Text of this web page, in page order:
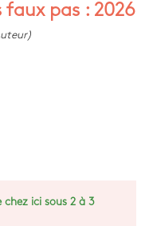
faux pas : 2026
chez ici sous 2 à 3